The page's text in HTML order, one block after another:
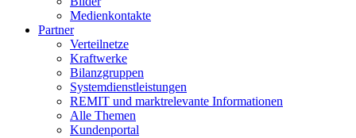
Medienkontakte
Partner
Verteilnetze
Kraftwerke
Bilanzgruppen
Systemdienstleistungen
REMIT und marktrelevante Informationen
Alle Themen
Kundenportal